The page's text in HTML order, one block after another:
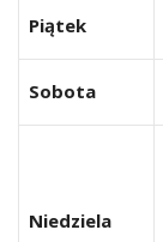
Piątek
Sobota
Niedziela